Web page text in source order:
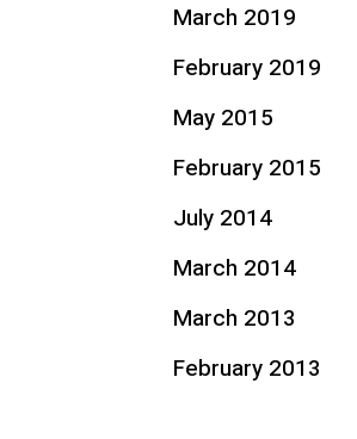
March 2019
February 2019
May 2015
February 2015
July 2014
March 2014
March 2013
February 2013